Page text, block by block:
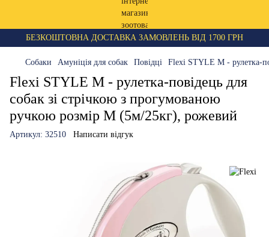
БЕЗКОШТОВНА ДОСТАВКА ЗАМОВЛЕНЬ ВІД 1700 ГРН
Собаки Амуніція для собак Повідці Flexi STYLE M - рулетка-
Flexi STYLE M - рулетка-повідець для
собак зі стрічкою з прогумованою
ручкою розмір M (5м/25кг), рожевий
Артикул: 32510 Написати відгук